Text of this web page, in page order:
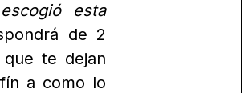
esta
de 2
te dejan
a como lo